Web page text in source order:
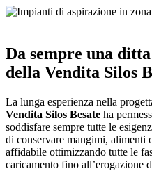
Da sempre una
della Vendita Silos
La lunga esperienza nella
Vendita Silos Besate ha
soddisfare sempre tutte le
di conservare mangimi, alimenti
affidabile ottimizzando tutte le
caricamento fino all’erogazione